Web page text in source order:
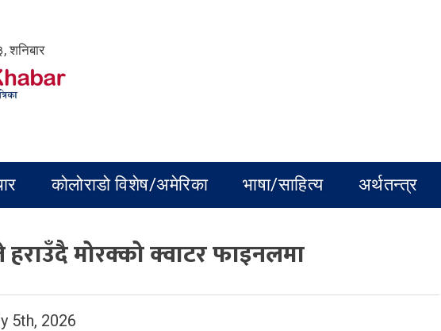
शनिबार
कोलोराडो विशेष/अमेरिका भाषा/साहित्य अर्थतन्त्र
मोरक्को क्वाटर फाइनलमा
5th, 2026